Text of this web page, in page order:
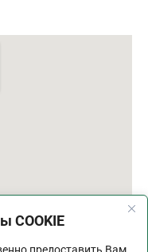
COOKIE